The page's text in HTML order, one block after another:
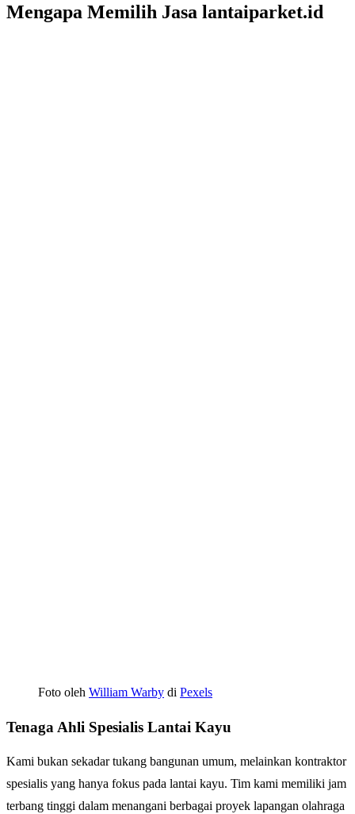
Mengapa Memilih Jasa lantaiparket.id
Foto oleh William Warby di Pexels
Tenaga Ahli Spesialis Lantai Kayu
Kami bukan sekadar tukang bangunan umum, melainkan kontraktor
spesialis yang hanya fokus pada lantai kayu. Tim kami memiliki jam
terbang tinggi dalam menangani berbagai proyek lapangan olahraga